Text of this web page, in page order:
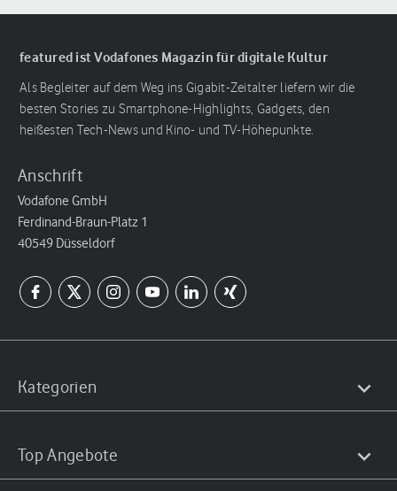
featured ist Vodafones Magazin für digitale Kultur
Als Begleiter auf dem Weg ins Gigabit-Zeitalter liefern wir die
besten Stories zu Smartphone-Highlights, Gadgets, den
heißesten Tech-News und Kino- und TV-Höhepunkte.
Anschrift
Vodafone GmbH
Ferdinand-Braun-Platz 1
40549 Düsseldorf
Kategorien
Top Angebote